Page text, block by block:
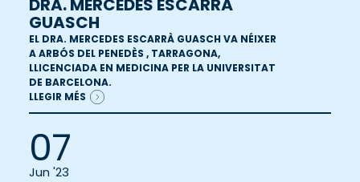
DRA. MERCEDES ESCARRÀ
GUASCH
EL DRA. MERCEDES ESCARRÀ GUASCH VA NÉIXER
A ARBÓS DEL PENEDÈS , TARRAGONA,
LLICENCIADA EN MEDICINA PER LA UNIVERSITAT
DE BARCELONA.
LLEGIR MÉS
07
Jun '23